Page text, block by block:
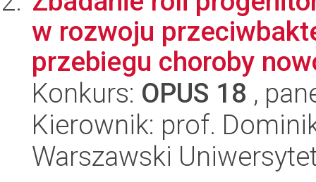
w rozwoju
przebiegu choroby
Konkurs: OPUS 18 ,
Kierownik: prof.
Warszawski